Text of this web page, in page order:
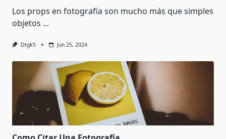
Los props en fotografía son mucho más que simples
objetos ...
Dtgk5 Jun 25, 2024